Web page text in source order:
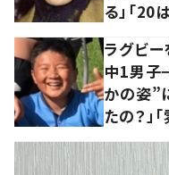
る」「20
ラグビー
中1男子
かの姿”
たの？」